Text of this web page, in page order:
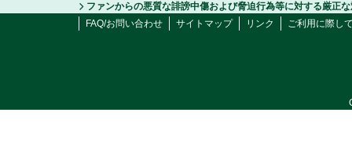
ファンからの悪質な誹謗中傷および脅迫行為等に対する厳正
FAQ/お問い合わせ
サイトマップ リンク ご利用に際し